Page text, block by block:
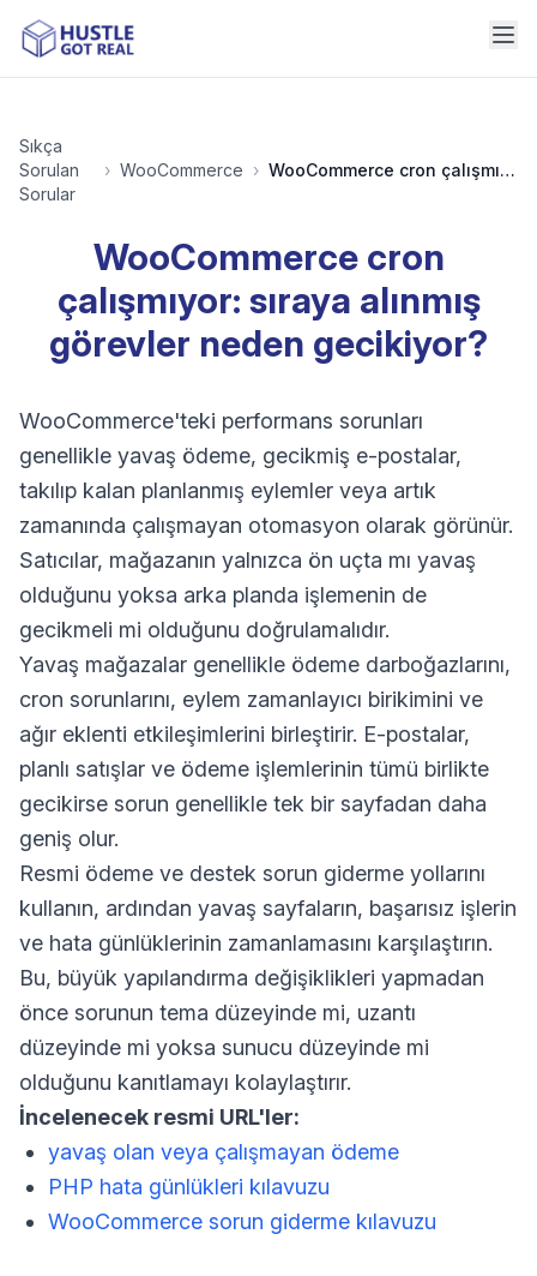
Sıkça
Sorulan
Sorular
› WooCommerce › WooCommerce cron çalışmıyor: sıraya alınmış görevler neden gecikiyor?
WooCommerce cron
çalışmıyor: sıraya alınmış
görevler neden gecikiyor?
WooCommerce'teki performans sorunları
genellikle yavaş ödeme, gecikmiş e-postalar,
takılıp kalan planlanmış eylemler veya artık
zamanında çalışmayan otomasyon olarak görünür.
Satıcılar, mağazanın yalnızca ön uçta mı yavaş
olduğunu yoksa arka planda işlemenin de
gecikmeli mi olduğunu doğrulamalıdır.
Yavaş mağazalar genellikle ödeme darboğazlarını,
cron sorunlarını, eylem zamanlayıcı birikimini ve
ağır eklenti etkileşimlerini birleştirir. E-postalar,
planlı satışlar ve ödeme işlemlerinin tümü birlikte
gecikirse sorun genellikle tek bir sayfadan daha
geniş olur.
Resmi ödeme ve destek sorun giderme yollarını
kullanın, ardından yavaş sayfaların, başarısız işlerin
ve hata günlüklerinin zamanlamasını karşılaştırın.
Bu, büyük yapılandırma değişiklikleri yapmadan
önce sorunun tema düzeyinde mi, uzantı
düzeyinde mi yoksa sunucu düzeyinde mi
olduğunu kanıtlamayı kolaylaştırır.
İncelenecek resmi URL'ler:
yavaş olan veya çalışmayan ödeme
PHP hata günlükleri kılavuzu
WooCommerce sorun giderme kılavuzu